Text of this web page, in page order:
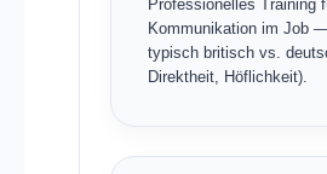
Professionelles Training
Kommunikation im Job
typisch britisch vs.
Direktheit, Höflichkeit).